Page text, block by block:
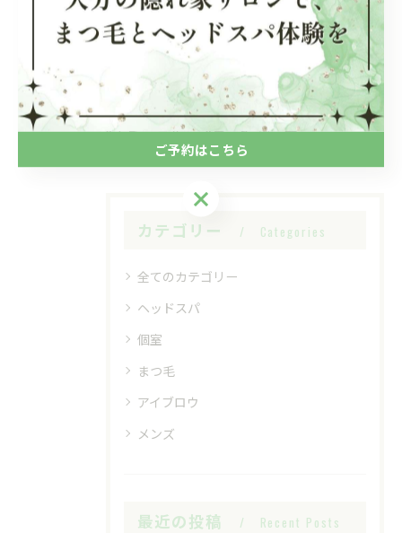
< 前のページ 一覧に戻る 次のページ >
関連タグ
#ナチュラル #まつ毛パーマ
カテゴリー Categories
全てのカテゴリー
ヘッドスパ
個室
まつ毛
アイブロウ
メンズ
最近の投稿 Recent Posts
ご予約はこちら
ご予約はこちら